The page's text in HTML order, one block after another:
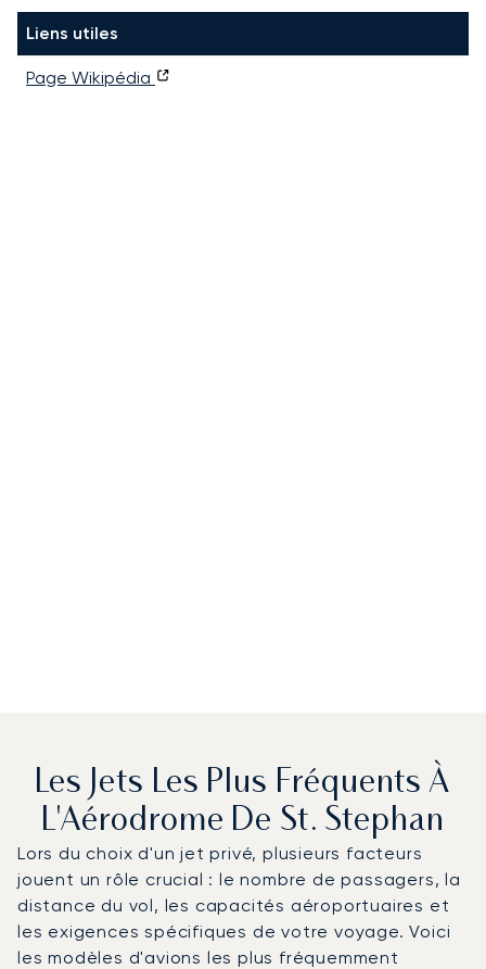
Liens utiles
Page Wikipédia
Les Jets Les Plus Fréquents À
L'Aérodrome De St. Stephan
Lors du choix d'un jet privé, plusieurs facteurs
jouent un rôle crucial : le nombre de passagers, la
distance du vol, les capacités aéroportuaires et
les exigences spécifiques de votre voyage. Voici
les modèles d'avions les plus fréquemment